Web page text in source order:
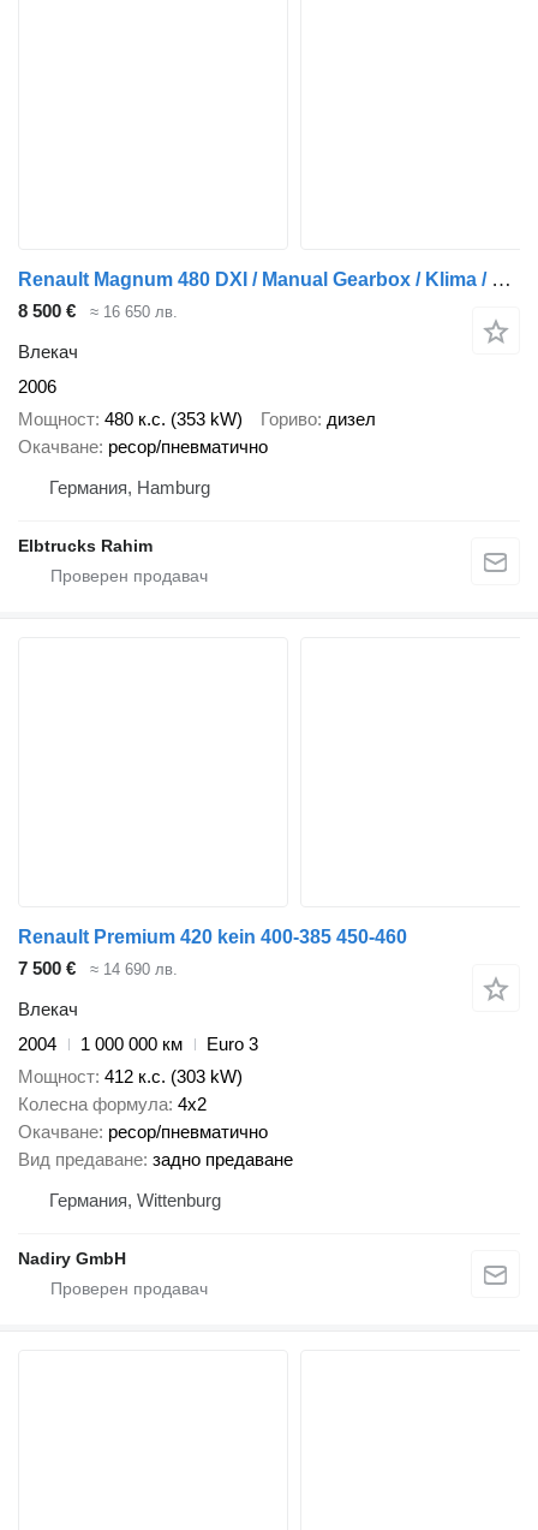
Renault Magnum 480 DXI / Manual Gearbox / Klima / Top Condition
8 500 € ≈ 16 650 лв.
Влекач
2006
Мощност 480 к.с. (353 kW) Гориво дизел
Окачване ресор/пневматично
Германия, Hamburg
Elbtrucks Rahim
Renault Premium 420 kein 400-385 450-460
7 500 €
≈ 14 690 лв.
Влекач
2004
1 000 000 км
Euro 3
Мощност 412 к.с. (303 kW)
Колесна формула 4x2
Окачване ресор/пневматично
Вид предаване задно предаване
Германия, Wittenburg
Nadiry GmbH